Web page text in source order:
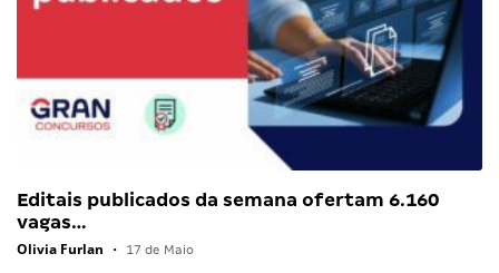
Editais publicados da semana ofertam 6.160
vagas…
Olivia Furlan • 17 de Maio